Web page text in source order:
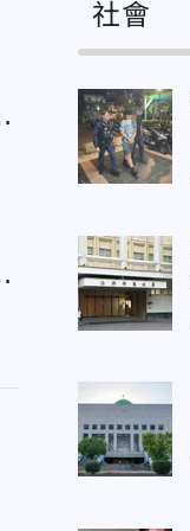
社會